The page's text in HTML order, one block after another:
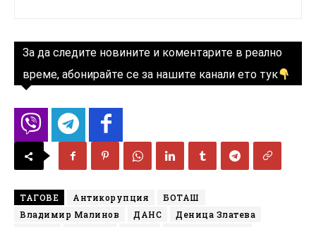
За да следите новините и коментарите в реално
време, абонирайте се за нашите канали ето тук
ТАГОВЕ Антикорупция
БОТАШ
Владимир Малинов
ДАНС
Деница Златева